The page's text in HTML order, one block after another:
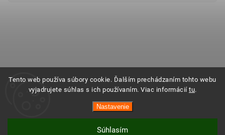
Tento web používa súbory cookie. Ďalším prechádzaním tohto webu
vyjadrujete súhlas s ich používaním. Viac informácií tu.
Nastavenie
Súhlasím
Copyright 2025 ©